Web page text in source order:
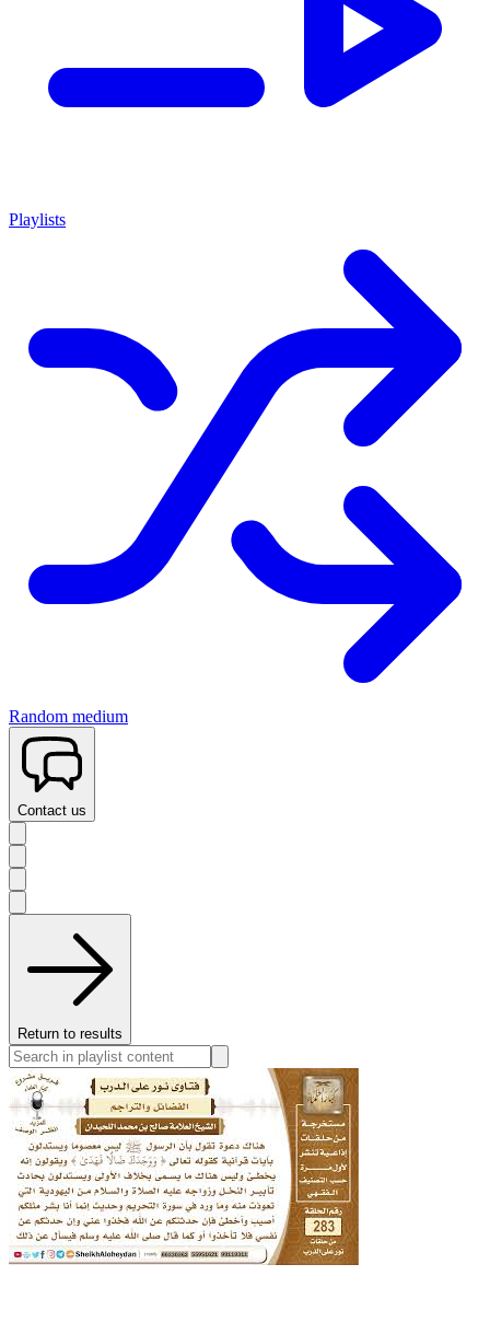
Playlists
Random medium
Contact us
Return to results